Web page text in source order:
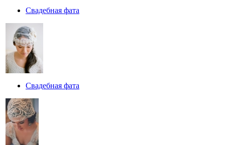
Свадебная фата
Свадебная фата